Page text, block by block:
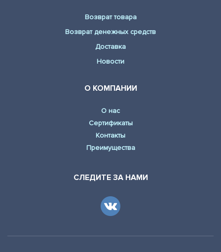
Возврат товара
Возврат денежных средств
Доставка
Новости
О КОМПАНИИ
О нас
Сертификаты
Контакты
Преимущества
СЛЕДИТЕ ЗА НАМИ